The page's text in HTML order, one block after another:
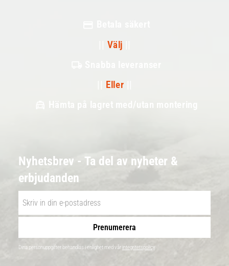
Välj
Eller
Hämta på lagret med/utan montering
Nyhetsbrev - Ta del av nyheter &
erbjudanden
Prenumerera
Dina personuppgifter behandlas i enlighet med vår integritetspolicy